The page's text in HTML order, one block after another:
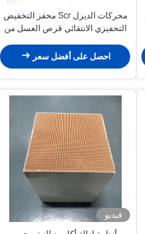
محركات الديزل Scr محفز التخفيض
التحفيزي الانتقائي قرص العسل من
احصل على أفضل سعر
فيديو